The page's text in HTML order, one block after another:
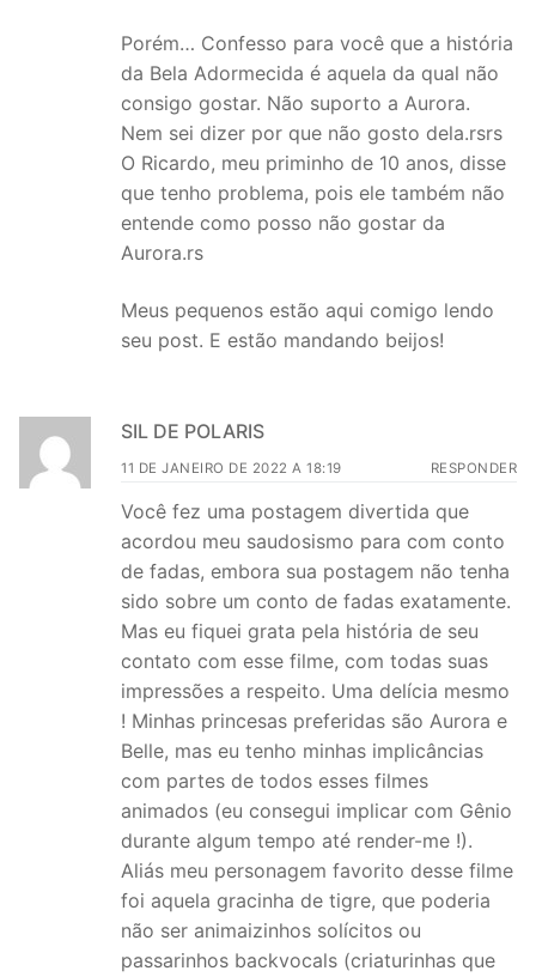
Porém… Confesso para você que a história
da Bela Adormecida é aquela da qual não
consigo gostar. Não suporto a Aurora.
Nem sei dizer por que não gosto dela.rsrs
O Ricardo, meu priminho de 10 anos, disse
que tenho problema, pois ele também não
entende como posso não gostar da
Aurora.rs
Meus pequenos estão aqui comigo lendo
seu post. E estão mandando beijos!
SIL DE POLARIS
11 DE JANEIRO DE 2022 A 18:19 RESPONDER
Você fez uma postagem divertida que
acordou meu saudosismo para com conto
de fadas, embora sua postagem não tenha
sido sobre um conto de fadas exatamente.
Mas eu fiquei grata pela história de seu
contato com esse filme, com todas suas
impressões a respeito. Uma delícia mesmo
! Minhas princesas preferidas são Aurora e
Belle, mas eu tenho minhas implicâncias
com partes de todos esses filmes
animados (eu consegui implicar com Gênio
durante algum tempo até render-me !).
Aliás meu personagem favorito desse filme
foi aquela gracinha de tigre, que poderia
não ser animaizinhos solícitos ou
passarinhos backvocals (criaturinhas que